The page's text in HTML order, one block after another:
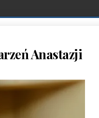
Anastazji